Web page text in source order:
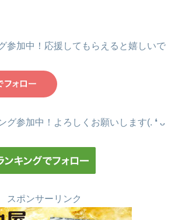
参加中！応援してもらえると嬉しいで
グ参加中！よろしくお願いします(. ❛ ᴗ
スポンサーリンク